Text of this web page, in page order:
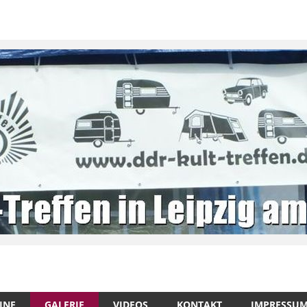
GALERIE VIDEOS KONTAKT